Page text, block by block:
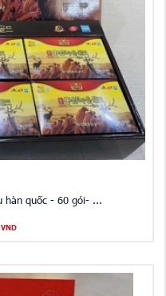
hàn quốc - 60 gói- ...
VND